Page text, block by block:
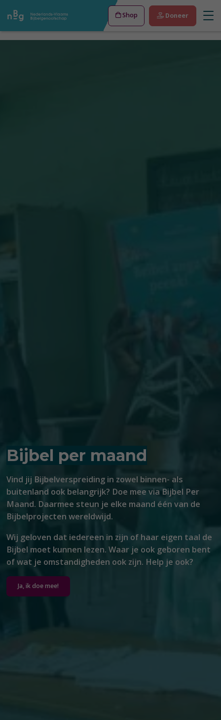
Shop Doneer
Bijbel per maand
Vind jij Bijbelverspreiding in zowel binnen- als
buitenland ook belangrijk? Doe mee via Bijbel Per
Maand. Daarmee steun je elke maand één van de
Bijbelprojecten wereldwijd.
Wij geloven dat iedereen in zijn of haar eigen taal de
Bijbel moet kunnen lezen. Waar je ook geboren bent
of wat je omstandigheden ook zijn. Help je ook?
Ja, ik doe mee!